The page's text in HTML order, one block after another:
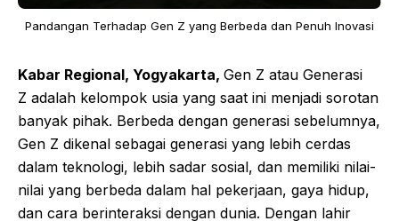
Pandangan Terhadap Gen Z yang Berbeda dan Penuh Inovasi
Kabar Regional, Yogyakarta, Gen Z atau Generasi
Z adalah kelompok usia yang saat ini menjadi sorotan
banyak pihak. Berbeda dengan generasi sebelumnya,
Gen Z dikenal sebagai generasi yang lebih cerdas
dalam teknologi, lebih sadar sosial, dan memiliki nilai-
nilai yang berbeda dalam hal pekerjaan, gaya hidup,
dan cara berinteraksi dengan dunia. Dengan lahir